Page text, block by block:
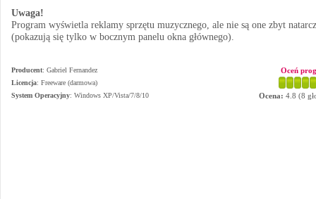
Uwaga!
Program wyświetla reklamy sprzętu muzycznego, ale nie są one zbyt
(pokazują się tylko w bocznym panelu okna głównego).
Producent: Gabriel Fernandez
Licencja: Freeware (darmowa)
System Operacyjny: Windows XP/Vista/7/8/10
Oceń
Ocena: 4.8 (8